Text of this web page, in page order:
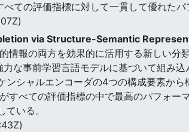
ての評価指標に対して一貫して優れたパ
via Structure-Semantic
情報の両方を効果的に活用する新しい分
な事前学習言語モデルに基づいて組み
シャルエンコーダの4つの構成要素か
すべての評価指標の中で最高のパフォー
いる。